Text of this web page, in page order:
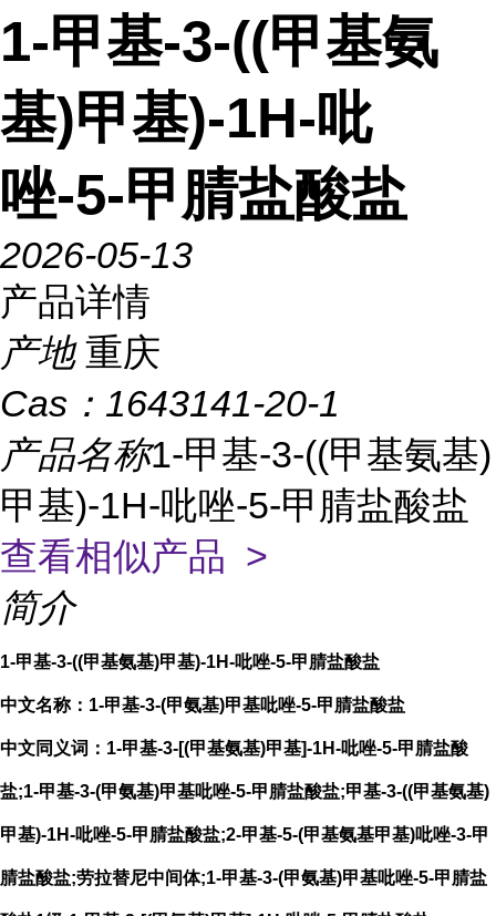
1-甲基-3-((甲基氨
基)甲基)-1H-吡
唑-5-甲腈盐酸盐
2026-05-13
产品详情
产地 重庆
Cas： 1643141-20-1
产品名称1-甲基-3-((甲基氨基)
甲基)-1H-吡唑-5-甲腈盐酸盐
查看相似产品 >
简介
1-甲基-3-((甲基氨基)甲基)-1H-吡唑-5-甲腈盐酸盐
中文名称：1-甲基-3-(甲氨基)甲基吡唑-5-甲腈盐酸盐
中文同义词：1-甲基-3-[(甲基氨基)甲基]-1H-吡唑-5-甲腈盐酸
盐;1-甲基-3-(甲氨基)甲基吡唑-5-甲腈盐酸盐;甲基-3-((甲基氨基)
甲基)-1H-吡唑-5-甲腈盐酸盐;2-甲基-5-(甲基氨基甲基)吡唑-3-甲
腈盐酸盐;劳拉替尼中间体;1-甲基-3-(甲氨基)甲基吡唑-5-甲腈盐